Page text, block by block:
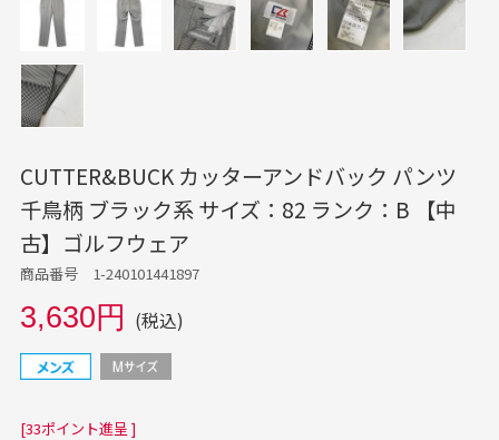
CUTTER&BUCK カッターアンドバック パンツ
千鳥柄 ブラック系 サイズ：82 ランク：B 【中
古】ゴルフウェア
商品番号 1-240101441897
3,630円 (税込)
[33ポイント進呈 ]